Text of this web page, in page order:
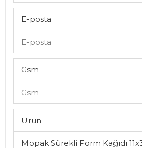
E-posta
Gsm
Ürün